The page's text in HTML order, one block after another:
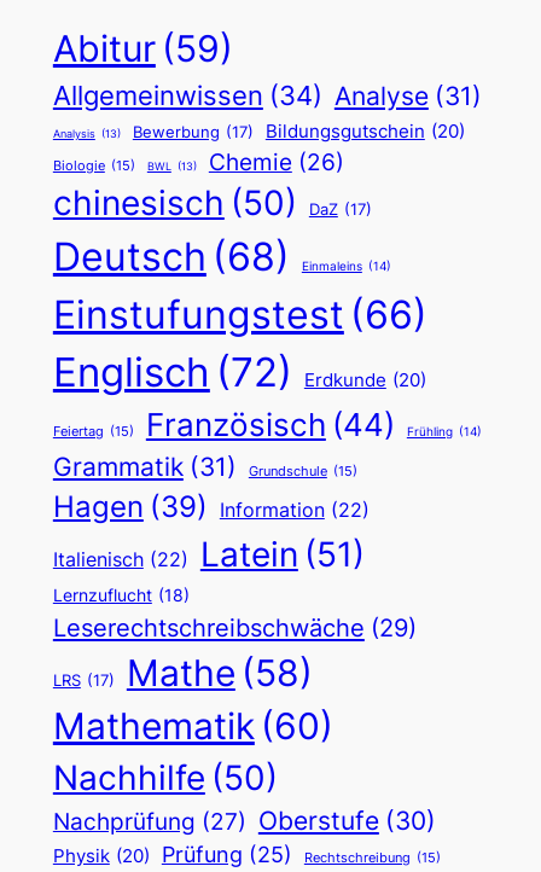
Abitur (59)
Allgemeinwissen (34) Analyse (31)
Analysis (13) Bewerbung (17) Bildungsgutschein (20)
Biologie (15) BWL (13) Chemie (26)
chinesisch (50) DaZ (17)
Deutsch (68) Einmaleins (14)
Einstufungstest (66)
Englisch (72) Erdkunde (20)
Feiertag (15) Französisch (44) Frühling (14)
Grammatik (31) Grundschule (15)
Hagen (39) Information (22)
Italienisch (22) Latein (51)
Lernzuflucht (18)
Leserechtschreibschwäche (29)
LRS (17) Mathe (58)
Mathematik (60)
Nachhilfe (50)
Nachprüfung (27) Oberstufe (30)
Physik (20) Prüfung (25) Rechtschreibung (15)